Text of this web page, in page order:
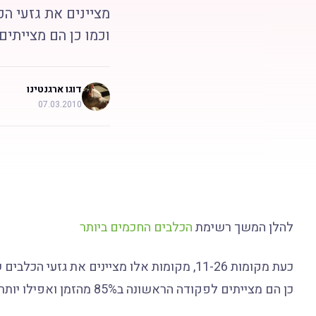
וכמו כן הם מצייתים לפקודה
דוגו ארגנטינו
07.03.2010
להלן המשך רשימתהכלבים החכמים ביותר
כן הם מצייתים לפקודה הראשונה ב85% מהזמן ואפילו יותר טוב מזה.